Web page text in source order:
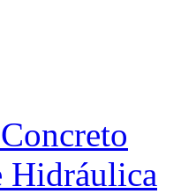
Hidráulica